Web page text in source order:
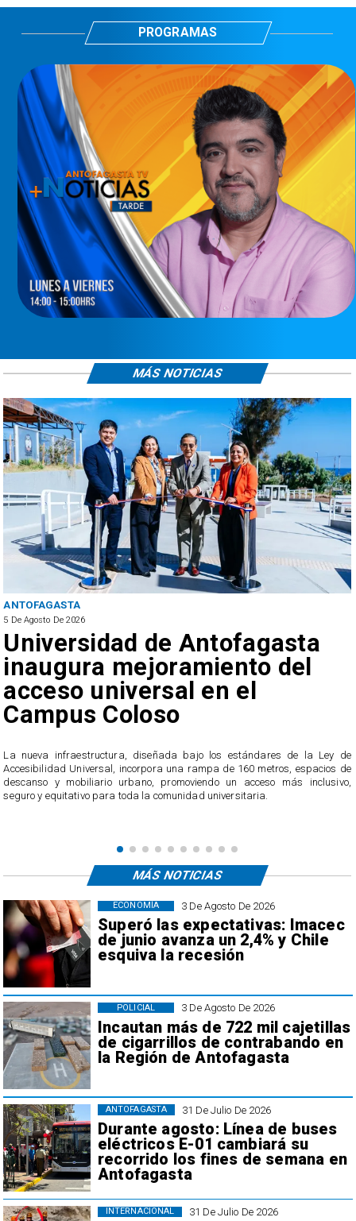
PROGRAMAS
ANTOFAGASTA
5 De Agosto De 2026
Universidad de Antofagasta
inaugura mejoramiento del
acceso universal en el
Campus Coloso
​La nueva infraestructura, diseñada bajo los estándares de la Ley de
Accesibilidad Universal, incorpora una rampa de 160 metros, espacios de
descanso y mobiliario urbano, promoviendo un acceso más inclusivo,
seguro y equitativo para toda la comunidad universitaria.
MÁS NOTICIAS
3 De Agosto De 2026
Superó las expectativas: Imacec
de junio avanza un 2,4% y Chile
esquiva la recesión
ECONOMÍA
3 De Agosto De 2026
Incautan más de 722 mil cajetillas
de cigarrillos de contrabando en
la Región de Antofagasta
POLICIAL
31 De Julio De 2026
Durante agosto: Línea de buses
eléctricos E-01 cambiará su
recorrido los fines de semana en
Antofagasta
ANTOFAGASTA
31 De Julio De 2026
INTERNACIONAL
MÁS NOTICIAS